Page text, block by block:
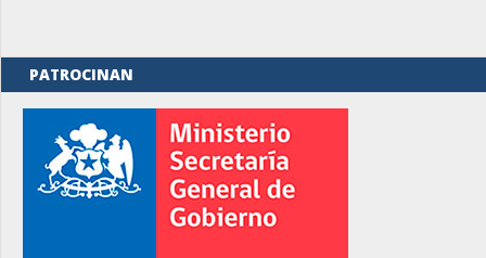
PATROCINAN